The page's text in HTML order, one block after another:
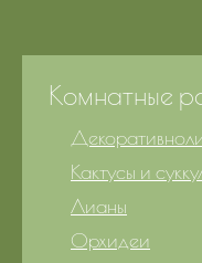
Комнатные
Кактусы и
Лианы
Орхидеи